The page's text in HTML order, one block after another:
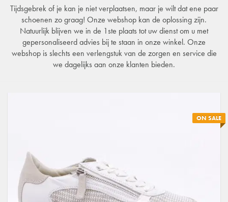
Tijdsgebrek of je kan je niet verplaatsen, maar je wilt dat ene paar
schoenen zo graag! Onze webshop kan de oplossing zijn.
Natuurlijk blijven we in de 1ste plaats tot uw dienst om u met
gepersonaliseerd advies bij te staan in onze winkel. Onze
webshop is slechts een verlengstuk van de zorgen en service die
we dagelijks aan onze klanten bieden.
ON SALE